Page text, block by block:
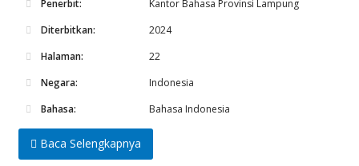
Penerbit:
Kantor Bahasa Provinsi Lampung
Diterbitkan:
2024
Halaman:
22
Negara:
Indonesia
Bahasa:
Bahasa Indonesia
Baca Selengkapnya